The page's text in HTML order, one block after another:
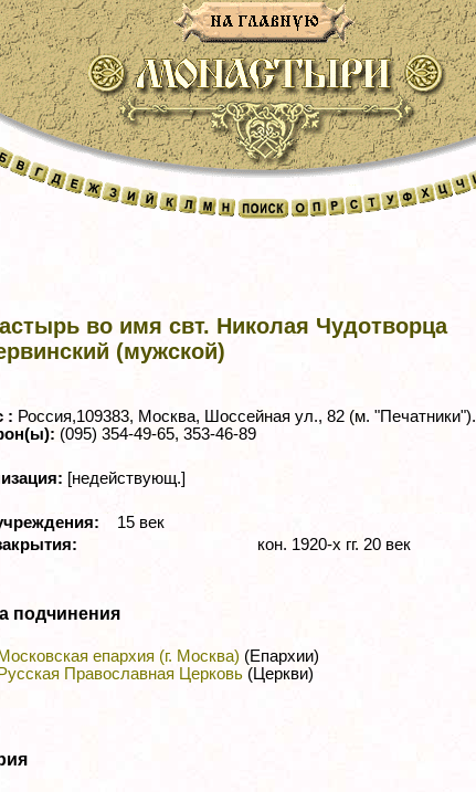
во имя свт. Николая Чудотворца
(мужской)
: Россия,109383, Москва, Шоссейная ул., 82 (м. "Печатники").
(095) 354-49-65, 353-46-89
[недействующ.]
15 век
кон. 1920-х гг. 20 век
подчинения
Московская епархия (г. Москва) (Епархии)
Русская Православная Церковь (Церкви)